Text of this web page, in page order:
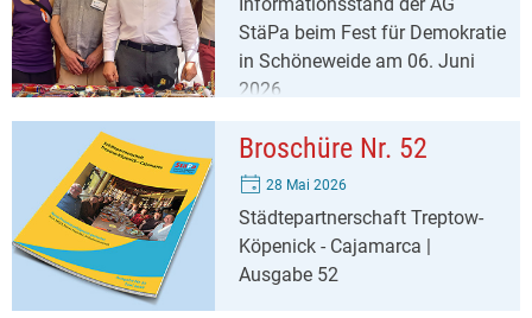
StäPa beim Fest für Demokratie
in Schöneweide am 06. Juni
2026
Broschüre Nr. 52
28 Mai 2026
Städtepartnerschaft Treptow-
Köpenick - Cajamarca |
Ausgabe 52